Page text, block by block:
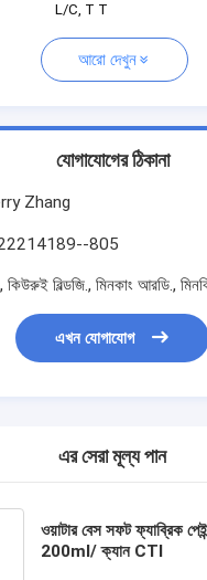
L/C, T T
আরো দেখুন
যোগাযোগের ঠিকানা
Zhang
805
বিল্ডজি., মিনকাং আরডি.,
এখন যোগাযোগ
এর সেরা মূল্য পান
ওয়াটার বেস সফট ফ্যাব্রিক
200ml/ ক্যান CTI